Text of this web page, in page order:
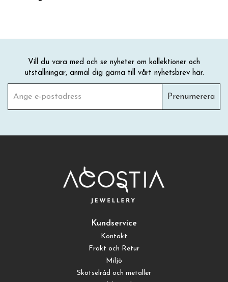
Vill du vara med och se nyheter om kollektioner och
utställningar, anmäl dig gärna till vårt nyhetsbrev här.
Prenumerera
Kundservice
Kontakt
Frakt och Retur
Miljö
Skötselråd och metaller